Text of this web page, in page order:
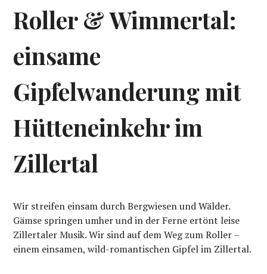
Roller & Wimmertal:
einsame
Gipfelwanderung mit
Hütteneinkehr im
Zillertal
Wir streifen einsam durch Bergwiesen und Wälder.
Gämse springen umher und in der Ferne ertönt leise
Zillertaler Musik. Wir sind auf dem Weg zum Roller –
einem einsamen, wild-romantischen Gipfel im Zillertal.